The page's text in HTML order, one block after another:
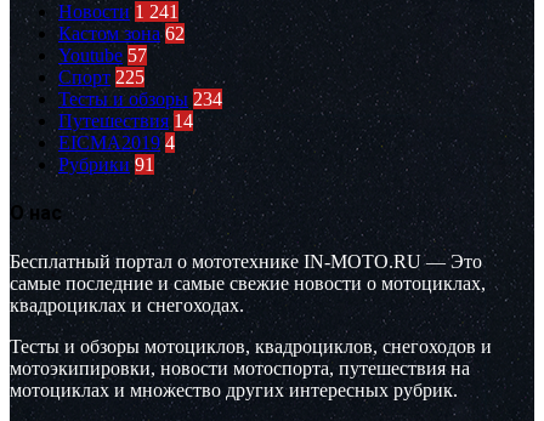
Новости 1 241
Кастом зона 62
Youtube 57
Спорт 225
Тесты и обзоры 234
Путешествия 14
EICMA2019 4
Рубрики 91
О нас
Бесплатный портал о мототехнике IN-MOTO.RU — Это
самые последние и самые свежие новости о мотоциклах,
квадроциклах и снегоходах.
Тесты и обзоры мотоциклов, квадроциклов, снегоходов и
мотоэкипировки, новости мотоспорта, путешествия на
мотоциклах и множество других интересных рубрик.